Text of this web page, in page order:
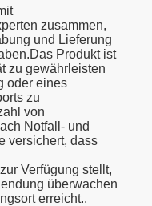
zusammen,
und Lieferung
Produkt ist
zu gewährleisten
oder eines
zu
von
Notfall- und
versichert, dass
Verfügung stellt,
überwachen
erreicht..